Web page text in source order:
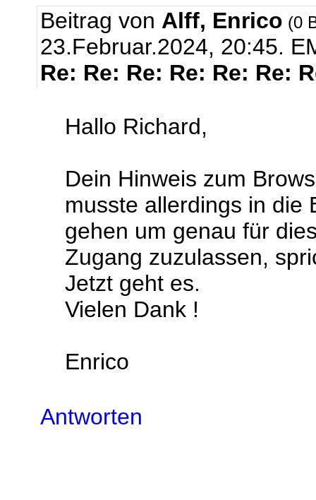
Beitrag von Alff, Enrico (0
23.Februar.2024, 20:45.
Re: Re: Re: Re: Re: Re:
Hallo Richard,
Dein Hinweis zum
musste allerdings in die
gehen um genau für
Zugang zuzulassen,
Jetzt geht es.
Vielen Dank !
Enrico
Antworten